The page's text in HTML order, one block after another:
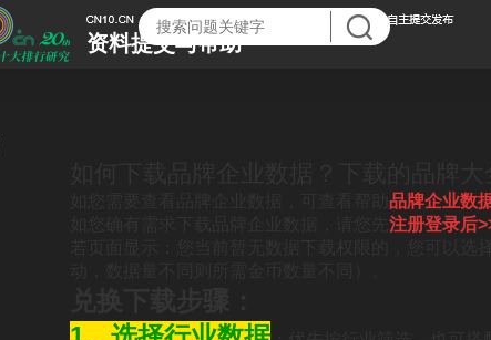
资料提交与帮助
品牌企业数
注册登录后